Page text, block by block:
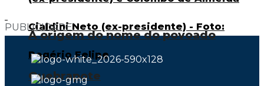
A origem do nome do povoado
Quebrapote
PUBLICIDADE